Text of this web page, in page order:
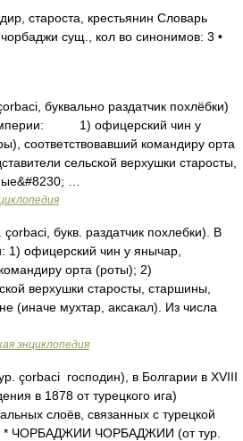
староста, крестьянин Словарь
сущ., кол во синонимов: 3 •
буквально раздатчик похлёбки)
1) офицерский чин у
соответствовавший командиру орта
сельской верхушки старосты,
…
букв. раздатчик похлебки). В
1) офицерский чин у янычар,
орта (роты); 2)
верхушки старосты, старшины,
(иначе мухтар, аксакал). Из числа
энциклопедия
çorbaci господин), в Болгарии в XVIII
в 1878 от турецкого ига)
слоёв, связанных с турецкой
* ЧОРБАДЖИИ ЧОРБАДЖИИ (от тур.